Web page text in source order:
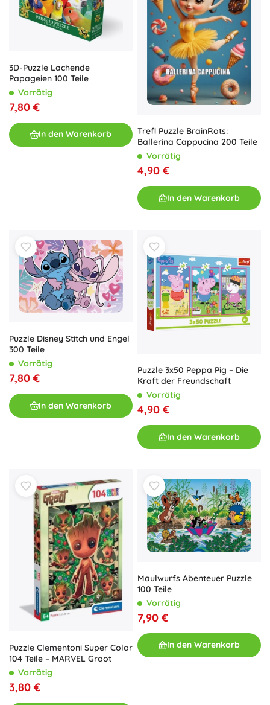
3D-Puzzle Lachende
Papageien 100 Teile
Vorrätig
7,80 €
In den Warenkorb
Trefl Puzzle BrainRots:
Ballerina Cappucina 200 Teile
Vorrätig
4,90 €
In den Warenkorb
Puzzle Disney Stitch und Engel
300 Teile
Vorrätig
7,80 €
In den Warenkorb
Puzzle 3x50 Peppa Pig – Die
Kraft der Freundschaft
Vorrätig
4,90 €
In den Warenkorb
Puzzle Clementoni Super Color
104 Teile – MARVEL Groot
Vorrätig
3,80 €
Maulwurfs Abenteuer Puzzle
100 Teile
Vorrätig
7,90 €
In den Warenkorb